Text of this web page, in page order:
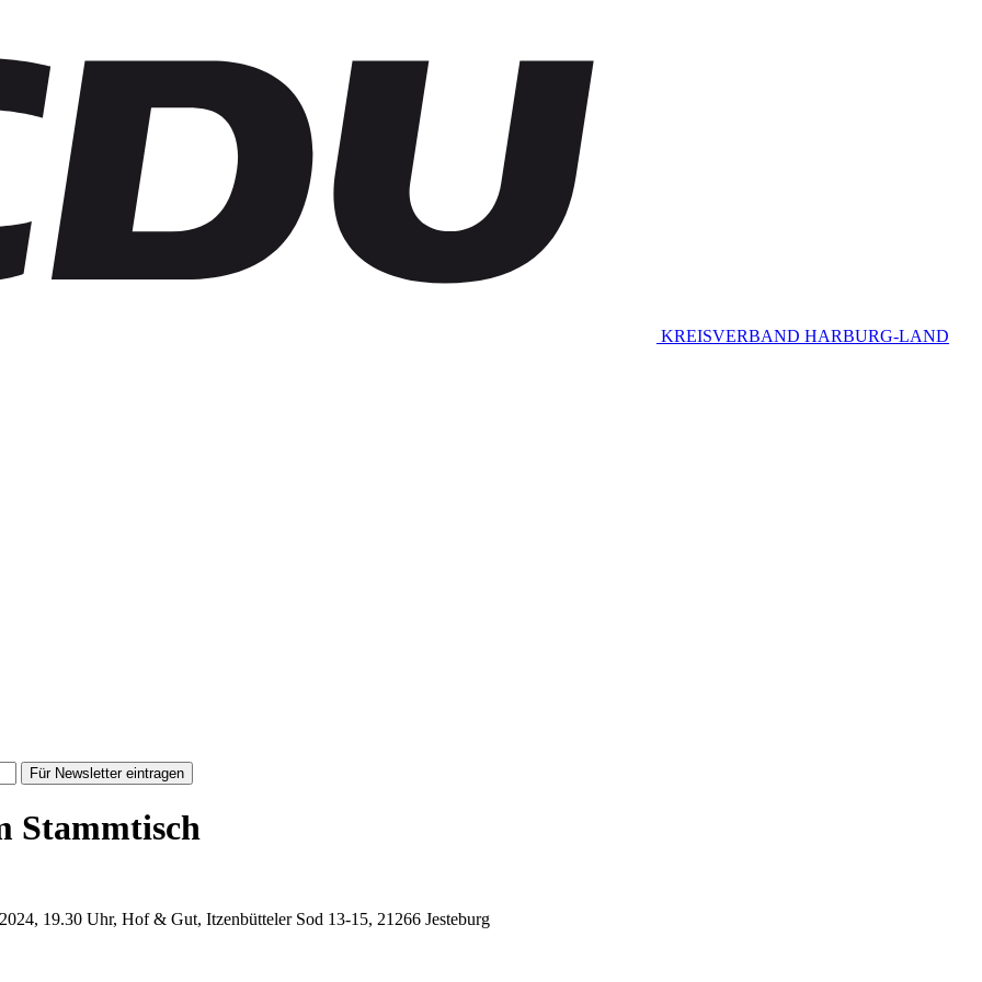
KREISVERBAND HARBURG-LAND
Für Newsletter eintragen
Stammtisch
19.30 Uhr, Hof & Gut, Itzenbütteler Sod 13-15, 21266 Jesteburg